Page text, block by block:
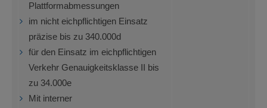
Plattformabmessungen
im nicht eichpflichtigen Einsatz
präzise bis zu 340.000d
für den Einsatz im eichpflichtigen
Verkehr Genauigkeitsklasse II bis
zu 34.000e
Mit interner